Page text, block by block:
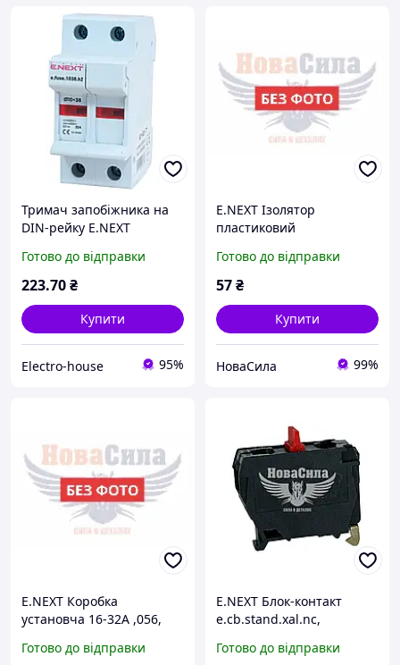
Тримач запобіжника на
DIN-рейку E.NEXT
2р i0300002
Готово до відправки
223.70₴
Купити
Electro-house 95%
E.NEXT Ізолятор
пластиковий
кріплення ,s054011,
Готово до відправки
57₴
Купити
НоваСила 99%
E.NEXT Коробка
установча 16-32А ,056,
Готово до відправки
E.NEXT Блок-контакт
e.cb.stand.xal.nс,
закритий ,s008005,
Готово до відправки